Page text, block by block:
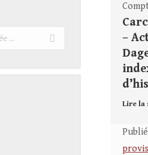
–
Lire la